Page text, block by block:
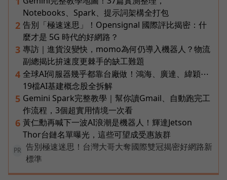
Notebooks、Spark、提示詞架構全打包
2 告別「極速迷思」！Opensignal 國際評比揭密：什
麼才是 5G 時代的好網路？
3 專訪｜進貨沒變快，momo為何仍導入機器人？物流
副總揭比拚速度更棘手的缺工難題
4 全球AI伺服器幾乎都靠台廠做！鴻海、廣達、緯穎⋯
19檔AI基建概念股全拆解
5 Gemini Spark完整教學｜幫你讀Gmail、自動跑完工
作流程，3個超實用情境一次看
6 黃仁勳再喊下一波AI浪潮是機器人！輝達Jetson
Thor台鏈名單曝光，這些可望成受惠族群
PR
告別極速迷思！台灣大哥大奪國際雙冠揭密好網路新
標準